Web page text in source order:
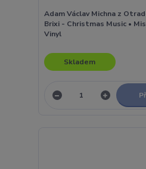
Adam Václav Michna z
Brixi - Christmas Music •
Vinyl
Skladem